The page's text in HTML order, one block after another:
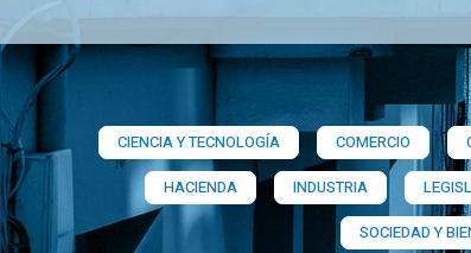
CIENCIA Y TECNOLOGÍA COMERCIO
HACIENDA
INDUSTRIA
SOCIEDAD Y